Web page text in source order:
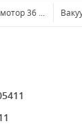
36 В., 640